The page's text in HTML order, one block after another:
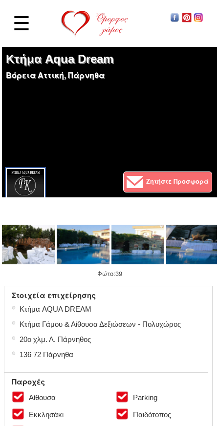
☰
Κτήμα Aqua Dream
Βόρεια Αττική, Πάρνηθα
Ζητήστε Προσφορά
Φώτο:39
Στοιχεία επιχείρησης
● Κτήμα AQUA DREAM
● Κτήμα Γάμου & Αίθουσα Δεξιώσεων - Πολυχώρος
● 20ο χλμ. Λ. Πάρνηθος
● 136 72 Πάρνηθα
Παροχές
Αίθουσα
Εκκλησάκι
Parking
Παιδότοπος